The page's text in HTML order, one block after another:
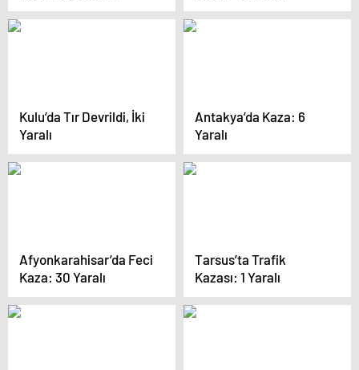
Zehirlenmelerine Karşı
Uyardı
Kulu’da Tır Devrildi, İki
Yaralı
Antakya’da Kaza: 6
Yaralı
Afyonkarahisar’da Feci
Kaza: 30 Yaralı
Tarsus’ta Trafik
Kazası: 1 Yaralı